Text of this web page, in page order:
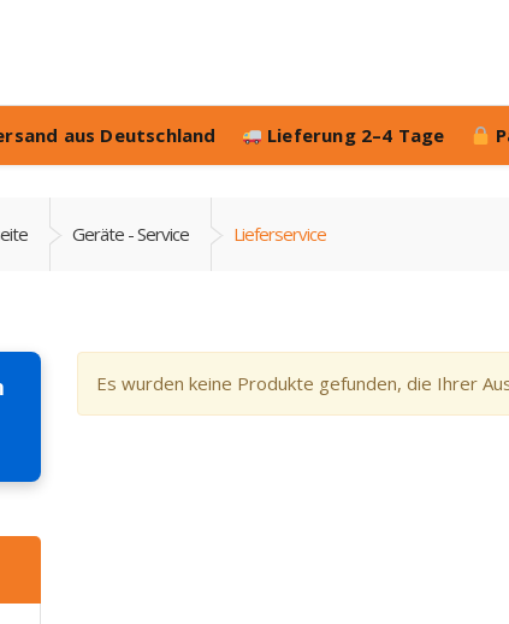
aus Deutschland Lieferung 2–4 Tage
Geräte - Service Lieferservice
Es wurden keine Produkte gefunden, die Ihrer